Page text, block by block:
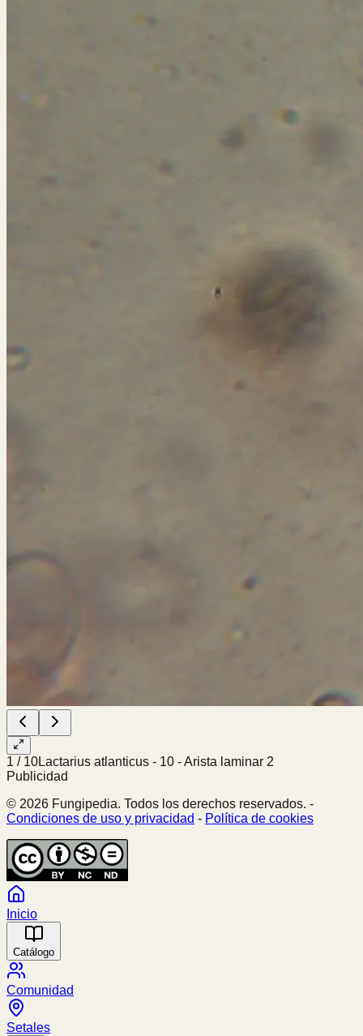
1 / 10Lactarius atlanticus - 10 - Arista laminar 2
Publicidad
© 2026 Fungipedia. Todos los derechos reservados. -
Condiciones de uso y privacidad - Política de cookies
Inicio
Catálogo
Comunidad
Setales